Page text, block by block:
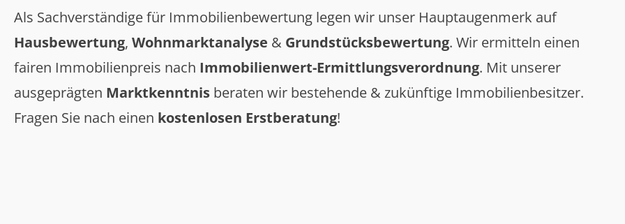
Als Sachverständige für Immobilienbewertung legen wir unser Hauptaugenmerk auf
Hausbewertung, Wohnmarktanalyse & Grundstücksbewertung. Wir ermitteln einen
fairen Immobilienpreis nach Immobilienwert-Ermittlungsverordnung. Mit unserer
ausgeprägten Marktkenntnis beraten wir bestehende & zukünftige Immobilienbesitzer.
Fragen Sie nach einen kostenlosen Erstberatung!